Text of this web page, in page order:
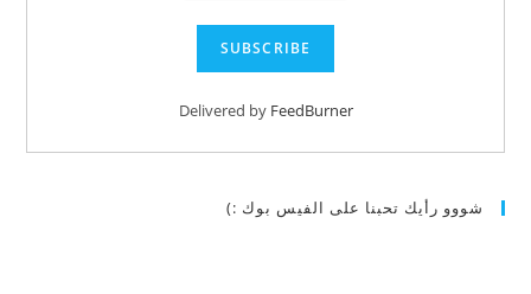
Delivered by FeedBurner
شووو رأيك تحبنا على الفيس بوك :)